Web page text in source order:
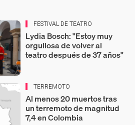
FESTIVAL DE TEATRO
Lydia Bosch: "Estoy muy
orgullosa de volver al
teatro después de 37 años"
TERREMOTO
Al menos 20 muertos tras
un terremoto de magnitud
7,4 en Colombia